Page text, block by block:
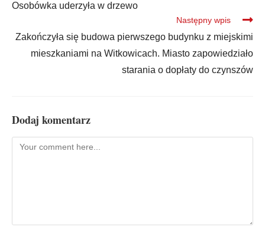
Osobówka uderzyła w drzewo
Następny wpis
Zakończyła się budowa pierwszego budynku z miejskimi
mieszkaniami na Witkowicach. Miasto zapowiedziało
starania o dopłaty do czynszów
Dodaj komentarz